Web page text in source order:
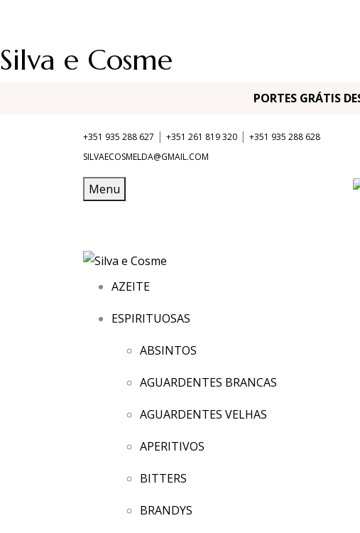
Silva e Cosme
PORTES GRÁTIS
+351 935 288 627 | +351 261 819 320 | +351 935 288 628
SILVAECOSMELDA@GMAIL.COM
Menu
AZEITE
ESPIRITUOSAS
ABSINTOS
AGUARDENTES BRANCAS
AGUARDENTES VELHAS
APERITIVOS
BITTERS
BRANDYS